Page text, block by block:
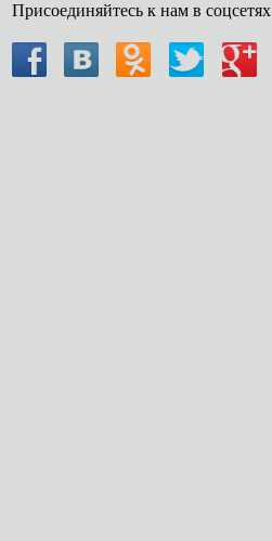
Присоединяйтесь к нам в соцсетях